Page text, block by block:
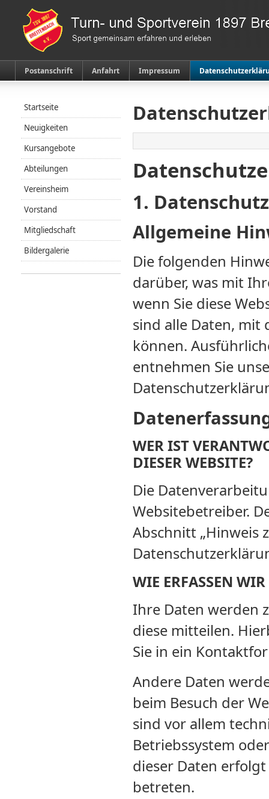
Postanschrift Anfahrt Impressum
1.
Allgemeine
Die folgenden
darüber, was mit
wenn Sie diese
sind alle Daten, mit
können.
entnehmen Sie
WER IST
DIESER WEBSITE?
Die
Websitebetreiber.
Abschnitt „Hinweis
WIE ERFASSEN
Ihre Daten werden
diese mitteilen.
Sie in ein
Andere Daten
beim Besuch der
sind vor allem
Betriebssystem
dieser Daten
betreten.
Startseite
Neuigkeiten
Kursangebote
Abteilungen
Vereinsheim
Vorstand
Mitgliedschaft
Bildergalerie